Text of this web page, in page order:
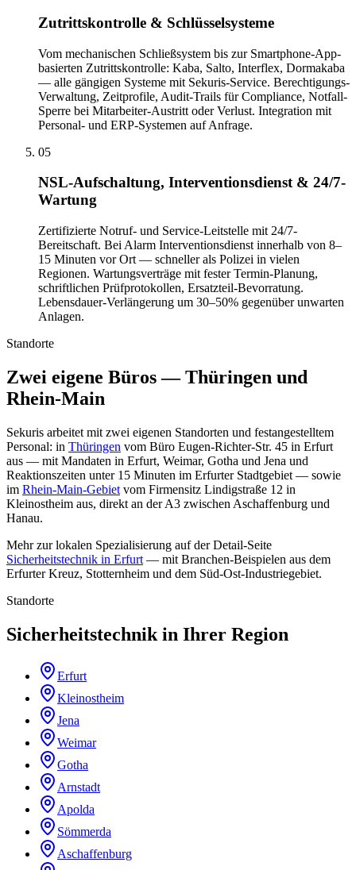
Zutrittskontrolle & Schlüsselsysteme
Vom mechanischen Schließsystem bis zur Smartphone-App-
basierten Zutrittskontrolle: Kaba, Salto, Interflex, Dormakaba
— alle gängigen Systeme mit Sekuris-Service. Berechtigungs-
Verwaltung, Zeitprofile, Audit-Trails für Compliance, Notfall-
Sperre bei Mitarbeiter-Austritt oder Verlust. Integration mit
Personal- und ERP-Systemen auf Anfrage.
05
NSL-Aufschaltung, Interventionsdienst & 24/7-
Wartung
Zertifizierte Notruf- und Service-Leitstelle mit 24/7-
Bereitschaft. Bei Alarm Interventionsdienst innerhalb von 8–
15 Minuten vor Ort — schneller als Polizei in vielen
Regionen. Wartungsverträge mit fester Termin-Planung,
schriftlichen Prüfprotokollen, Ersatzteil-Bevorratung.
Lebensdauer-Verlängerung um 30–50% gegenüber unwarten
Anlagen.
Standorte
Zwei eigene Büros — Thüringen und
Rhein-Main
Sekuris arbeitet mit zwei eigenen Standorten und festangestelltem
Personal: in Thüringen vom Büro Eugen-Richter-Str. 45 in Erfurt
aus — mit Mandaten in Erfurt, Weimar, Gotha und Jena und
Reaktionszeiten unter 15 Minuten im Erfurter Stadtgebiet — sowie
im Rhein-Main-Gebiet vom Firmensitz Lindigstraße 12 in
Kleinostheim aus, direkt an der A3 zwischen Aschaffenburg und
Hanau.
Mehr zur lokalen Spezialisierung auf der Detail-Seite
Sicherheitstechnik in Erfurt — mit Branchen-Beispielen aus dem
Erfurter Kreuz, Stotternheim und dem Süd-Ost-Industriegebiet.
Standorte
Sicherheitstechnik in Ihrer Region
Erfurt
Kleinostheim
Jena
Weimar
Gotha
Arnstadt
Apolda
Sömmerda
Aschaffenburg